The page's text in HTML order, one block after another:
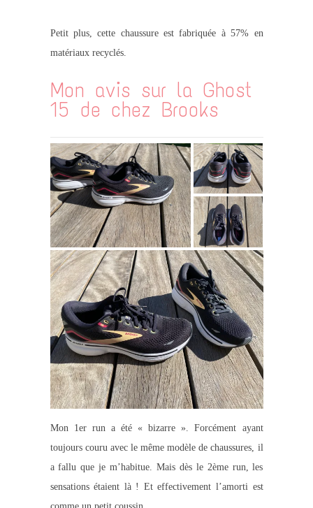
Petit plus, cette chaussure est fabriquée à 57% en
matériaux recyclés.
Mon avis sur la Ghost
15 de chez Brooks
Mon 1er run a été « bizarre ». Forcément ayant
toujours couru avec le même modèle de chaussures, il
a fallu que je m’habitue. Mais dès le 2ème run, les
sensations étaient là ! Et effectivement l’amorti est